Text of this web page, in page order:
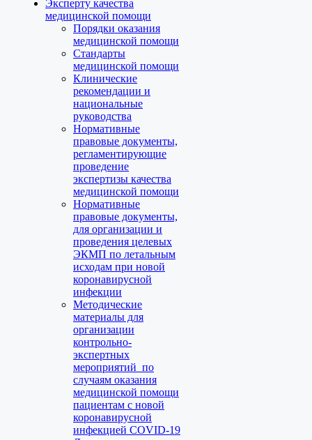
Эксперту качества
медицинской помощи
Порядки оказания
медицинской помощи
Стандарты
медицинской помощи
Клинические
рекомендации и
национальные
руководства
Нормативные
правовые документы,
регламентирующие
проведение
экспертизы качества
медицинской помощи
Нормативные
правовые документы,
для организации и
проведения целевых
ЭКМП по летальным
исходам при новой
коронавирусной
инфекции
Методические
материалы для
организации
контрольно-
экспертных
мероприятий по
случаям оказания
медицинской помощи
пациентам с новой
коронавирусной
инфекцией COVID-19